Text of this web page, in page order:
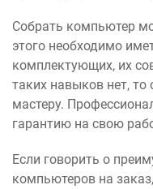
Собрать компьютер
этого необходимо
комплектующих, их
таких навыков нет, то
мастеру.
гарантию на свою
Если говорить о
компьютеров на